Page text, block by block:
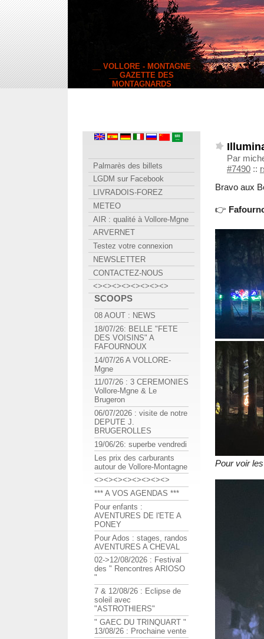
__ VOLLORE - MONTAGNE
__ GAZETTE DES
MONTAGNARDS
Par
#7490 ::
Bravo aux
👉
Pour voir
Palmarès des billets
LGDM sur Facebook
LIVRADOIS-FOREZ
METEO
AIR : qualité à Vollore-Mgne
ARVERNET
Testez votre connexion
NEWSLETTER
CONTACTEZ-NOUS
<><><><><><><><>
SCOOPS
08 AOUT : NEWS
18/07/26: BELLE "FETE
DES VOISINS" A
FAFOURNOUX
14/07/26 A VOLLORE-
Mgne
11/07/26 : 3 CEREMONIES
Vollore-Mgne & Le
Brugeron
06/07/2026 : visite de notre
DEPUTE J.
BRUGEROLLES
19/06/26: superbe vendredi
Les prix des carburants
autour de Vollore-Montagne
<><><><><><><><>
*** A VOS AGENDAS ***
Pour enfants :
AVENTURES DE l'ETE A
PONEY
Pour Ados : stages, randos
AVENTURES A CHEVAL
02->12/08/2026 : Festival
des " Rencontres ARIOSO
"
7 & 12/08/26 : Eclipse de
soleil avec
"ASTROTHIERS"
" GAEC DU TRINQUART "
13/08/26 : Prochaine vente